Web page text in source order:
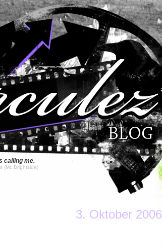
calling me.
(Mr. Brightside)
3. Oktober 2006